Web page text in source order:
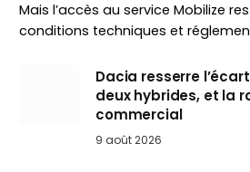
Mais l’accès au service Mobilize
conditions techniques et
Dacia resserre
deux hybrides, et la
commercial
9 août 2026